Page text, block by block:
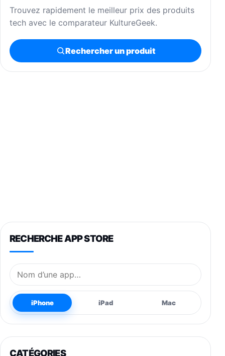
Trouvez rapidement le meilleur prix des produits
tech avec le comparateur KultureGeek.
Rechercher un produit
RECHERCHE APP STORE
Nom de l’application
iPhone iPad Mac
CATÉGORIES